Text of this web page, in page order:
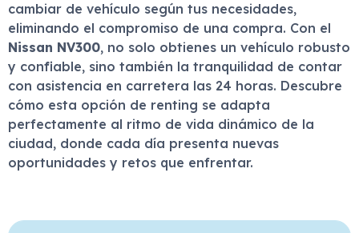
cambiar de vehículo según tus necesidades,
eliminando el compromiso de una compra. Con el
Nissan NV300, no solo obtienes un vehículo robusto
y confiable, sino también la tranquilidad de contar
con asistencia en carretera las 24 horas. Descubre
cómo esta opción de renting se adapta
perfectamente al ritmo de vida dinámico de la
ciudad, donde cada día presenta nuevas
oportunidades y retos que enfrentar.